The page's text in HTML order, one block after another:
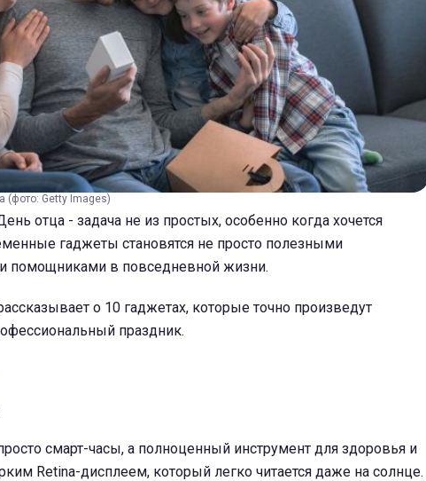
(фото: Getty Images)
отца - задача не из простых, особенно когда хочется
гаджеты становятся не просто полезными
помощниками в повседневной жизни.
о 10 гаджетах, которые точно произведут
праздник.
смарт-часы, а полноценный инструмент для здоровья и
Retina-дисплеем, который легко читается даже на солнце.